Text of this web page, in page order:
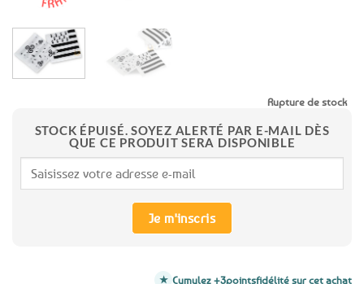
Rupture de stock
STOCK ÉPUISÉ. SOYEZ ALERTÉ PAR E-MAIL DÈS
QUE CE PRODUIT SERA DISPONIBLE
Je m'inscris
Cumulez +3pointsfidélité sur cet achat